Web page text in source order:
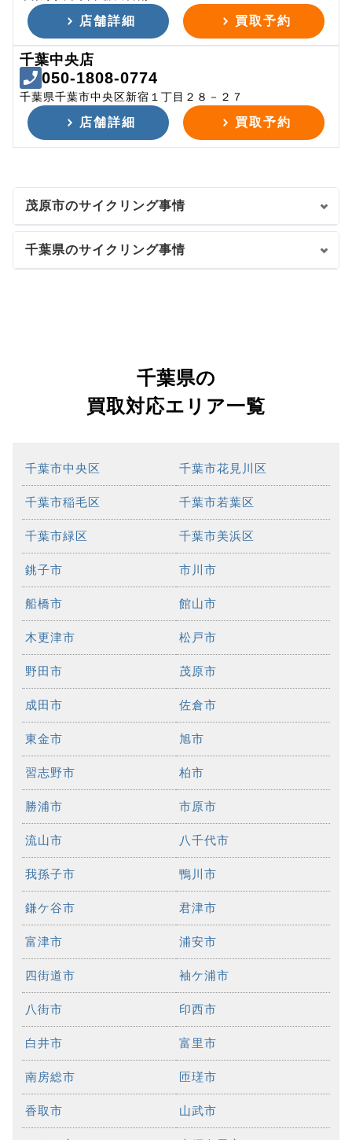
店舗詳細 買取予約
千葉中央店
050-1808-0774
千葉県千葉市中央区新宿１丁目２８－２７
店舗詳細 買取予約
茂原市のサイクリング事情
千葉県のサイクリング事情
千葉県の
買取対応エリア一覧
千葉市中央区 千葉市花見川区
千葉市稲毛区 千葉市若葉区
千葉市緑区 千葉市美浜区
銚子市 市川市
船橋市 館山市
木更津市 松戸市
野田市 茂原市
成田市 佐倉市
東金市 旭市
習志野市 柏市
勝浦市 市原市
流山市 八千代市
我孫子市 鴨川市
鎌ケ谷市 君津市
富津市 浦安市
四街道市 袖ケ浦市
八街市 印西市
白井市 富里市
南房総市 匝瑳市
香取市 山武市